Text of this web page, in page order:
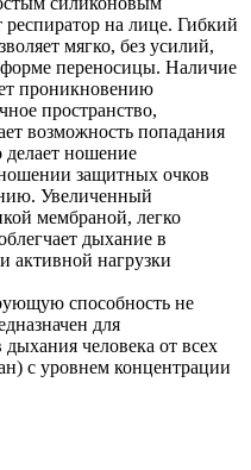
на лице. Гибкий
мягко, без усилий,
форме переносицы. Наличие
проникновению
пространство,
возможность попадания
делает ношение
защитных очков
Увеличенный
мембраной, легко
дыхание в
активной нагрузки
способность не
для
человека от всех
с уровнем концентрации